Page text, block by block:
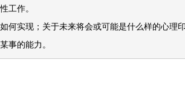
工作。
何实现；关于未来将会或可能是什么样的心理
事的能力。